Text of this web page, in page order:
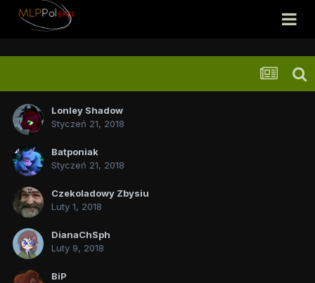
Lonley Shadow
Styczeń 21, 2018
Batponiak
Styczeń 21, 2018
Czekoladowy Zbysiu
Luty 1, 2018
DianaChSph
Luty 9, 2018
BiP